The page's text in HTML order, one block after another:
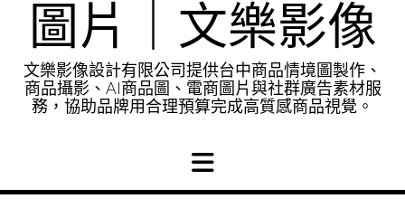
圖片｜文樂影像
文樂影像設計有限公司提供台中商品情境圖製作、
商品攝影、AI商品圖、電商圖片與社群廣告素材服
務，協助品牌用合理預算完成高質感商品視覺。